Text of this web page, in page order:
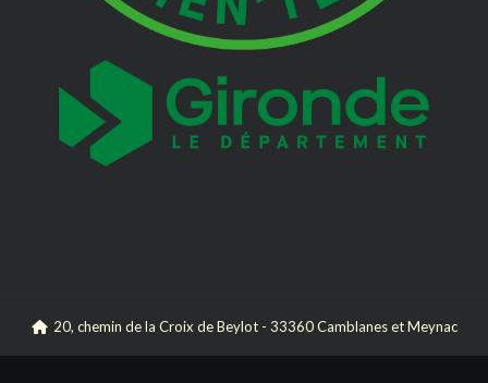
20, chemin de la Croix de Beylot - 33360 Camblanes et Meynac